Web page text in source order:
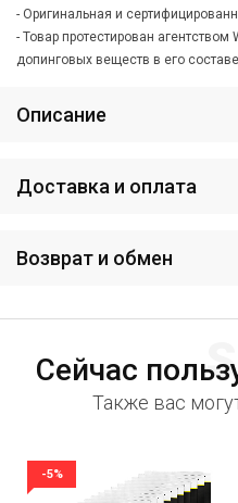
- Оригинальная и
- Товар протестирован агентством
допинговых веществ в его
Описание
Доставка и оплата
Возврат и обмен
Сейчас
Также вас
-5%